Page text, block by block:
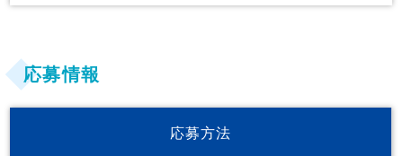
応募情報
応募方法